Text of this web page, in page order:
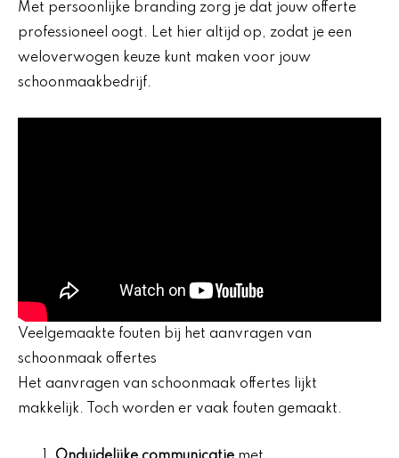
Met persoonlijke branding zorg je dat jouw offerte
professioneel oogt. Let hier altijd op, zodat je een
weloverwogen keuze kunt maken voor jouw
schoonmaakbedrijf.
Veelgemaakte fouten bij het aanvragen van
schoonmaak offertes
Het aanvragen van schoonmaak offertes lijkt
makkelijk. Toch worden er vaak fouten gemaakt.